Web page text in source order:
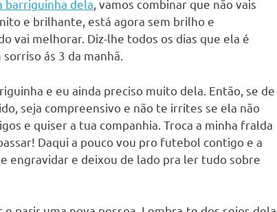
barriguinha dela , vamos combinar que não vais
e brilhante, está agora sem brilho e
vai melhorar. Diz-lhe todos os dias que ela é
ás 3 da manhã.
e eu ainda preciso muito dela. Então, se de
seja compreensivo e não te irrites se ela não
e quiser a tua companhia. Troca a minha fralda
Daqui a pouco vou pro futebol contigo e a
engravidar e deixou de lado pra ler tudo sobre